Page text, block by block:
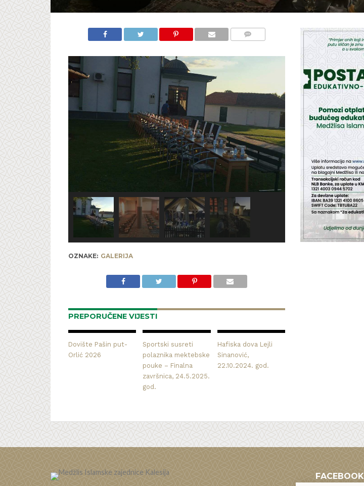
OZNAKE: GALERIJA
PREPORUČENE VIJESTI
Dovište Pašin put-
Orlić 2026
Sportski susreti
polaznika mektebske
pouke – Finalna
završnica, 24.5.2025.
god.
Hafiska dova Lejli
Sinanović,
22.10.2024. god.
FACEBOOK